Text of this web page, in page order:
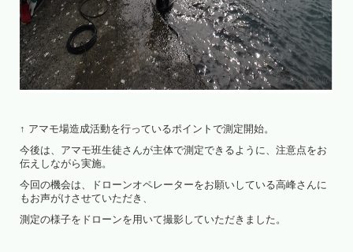
↑ アマモ場造成活動を行っているポイントで測定開始。
今後は、アマモ班生徒さんが主体で測定できるように、注意点をお
伝えしながら実施。
今回の機会は、ドローンオペレーターをお願いしている高峰さんに
もお声がけさせていただき、
測定の様子をドローンを用いて撮影していただきました。